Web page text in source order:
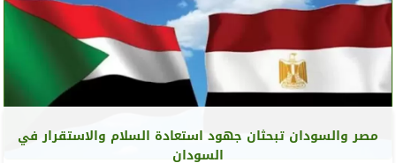
مصر والسودان تبحثان جهود استعادة السلام والاستقرار في
السودان